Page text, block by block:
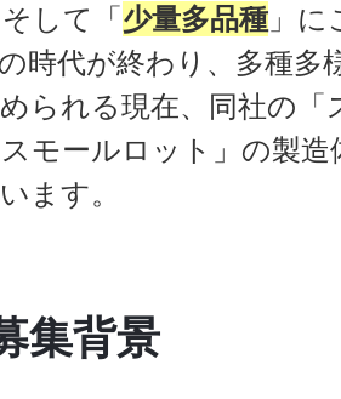
して「少量多品種 」
時代が終わり、多種多
られる現在、同社の「
モールロット」の製造
ます。
集背景